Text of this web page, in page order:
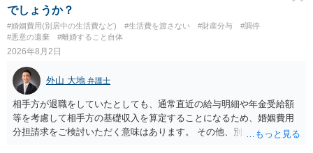
でしょうか？
#婚姻費用(別居中の生活費など) #生活費を渡さない #財産分与
#調停
#悪意の遺棄
#離婚すること自体
2026年8月2日
外山 大地 弁護士
相手方が退職をしていたとしても、通常直近の給与明細や年金受給額
等を考慮して相手方の基礎収入を算定することになるため、婚姻費用
分担請求をご検討いただく意味はあります。 その他、別居の経緯、質